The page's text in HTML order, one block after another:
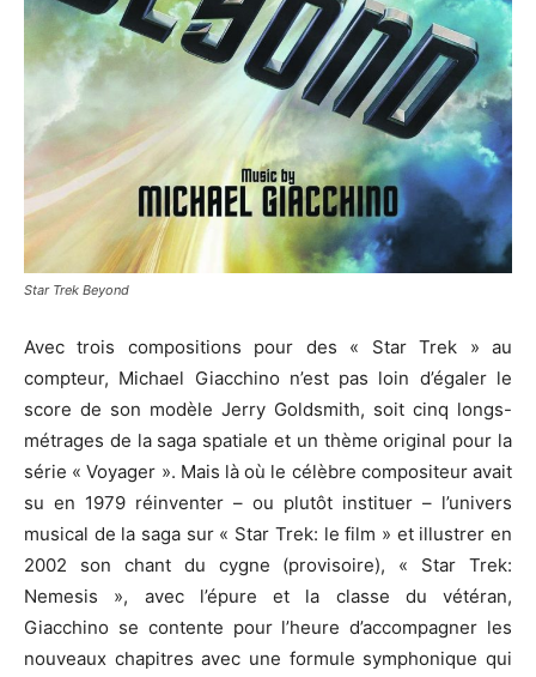
Star Trek Beyond
Avec trois compositions pour des « Star Trek » au
compteur, Michael Giacchino n’est pas loin d’égaler le
score de son modèle Jerry Goldsmith, soit cinq longs-
métrages de la saga spatiale et un thème original pour la
série « Voyager ». Mais là où le célèbre compositeur avait
su en 1979 réinventer – ou plutôt instituer – l’univers
musical de la saga sur « Star Trek: le film » et illustrer en
2002 son chant du cygne (provisoire), « Star Trek:
Nemesis », avec l’épure et la classe du vétéran,
Giacchino se contente pour l’heure d’accompagner les
nouveaux chapitres avec une formule symphonique qui